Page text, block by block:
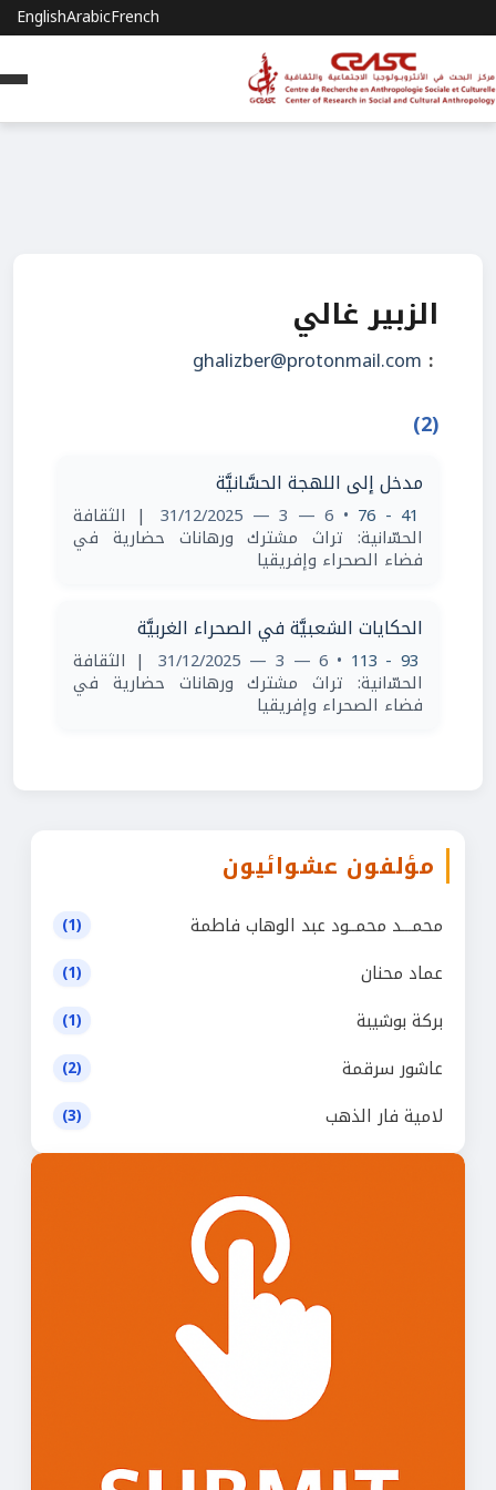
French
Arabic
English
الزبير غالي
:
ghalizber@protonmail.com
(2)
مدخل إلى اللهجة الحسَّانيَّة
41 - 76
• 6 — 3 — 31/12/2025 | اﻟﺜﻘﺎﻓﺔ
اﻟﺤﺴّاﻧﻴﺔ: ﺗﺮاث ﻣﺸﺘﺮك ورﻫﺎﻧﺎت ﺣﻀﺎرﻳﺔ ﻓﻲ
ﻓﻀﺎء اﻟﺼﺤﺮاء وإﻓﺮﻳﻘﻴﺎ
الحكايات الشعبيَّة في الصحراء الغربيَّة
93 - 113
• 6 — 3 — 31/12/2025 | اﻟﺜﻘﺎﻓﺔ
اﻟﺤﺴّاﻧﻴﺔ: ﺗﺮاث ﻣﺸﺘﺮك ورﻫﺎﻧﺎت ﺣﻀﺎرﻳﺔ ﻓﻲ
ﻓﻀﺎء اﻟﺼﺤﺮاء وإﻓﺮﻳﻘﻴﺎ
مؤلفون عشوائيون
محمـــد محمــود عبد الوهاب فاطمة (1)
عماد محنان (1)
بركة بوشيبة (1)
عاشور سرقمة (2)
لامية فار الذهب (3)